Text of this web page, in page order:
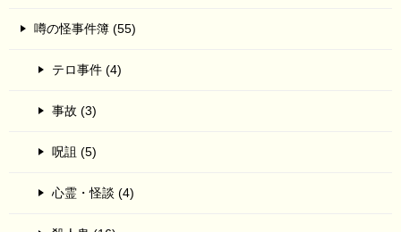
噂の怪事件簿 (55)
テロ事件 (4)
事故 (3)
呪詛 (5)
心霊・怪談 (4)